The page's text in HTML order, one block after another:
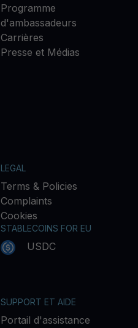
Programme
d'ambassadeurs
Carrières
Presse et Médias
LEGAL
Terms & Policies
Complaints
Cookies
STABLECOINS FOR EU
USDC
SUPPORT ET AIDE
Portail d'assistance